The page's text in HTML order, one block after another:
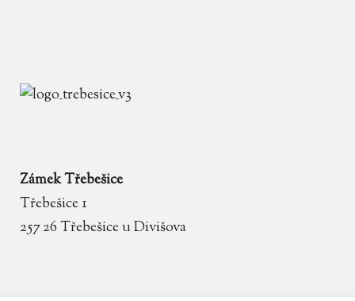
Zámek Třebešice
Třebešice 1
257 26 Třebešice u Divišova